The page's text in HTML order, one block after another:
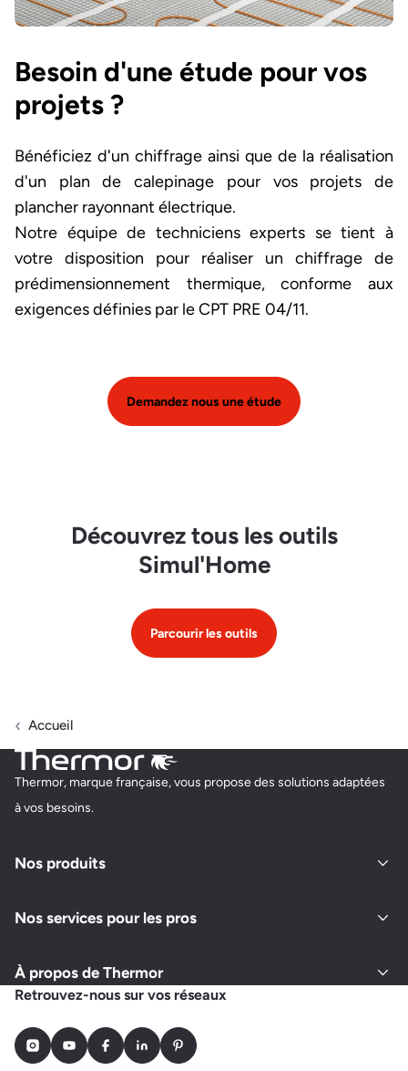
Besoin d'une étude pour vos
projets ?
Bénéficiez d'un chiffrage ainsi que de la réalisation
d'un plan de calepinage pour vos projets de
plancher rayonnant électrique.
Notre équipe de techniciens experts se tient à
votre disposition pour réaliser un chiffrage de
prédimensionnement thermique, conforme aux
exigences définies par le CPT PRE 04/11.
Demandez nous une étude
Découvrez tous les outils
Simul'Home
Parcourir les outils
Accueil
Thermor, marque française, vous propose des solutions adaptées
à vos besoins.
Nos produits
Nos services pour les pros
À propos de Thermor
Retrouvez-nous sur vos réseaux
InstagramYoutubeFacebookLinkedInPinterest